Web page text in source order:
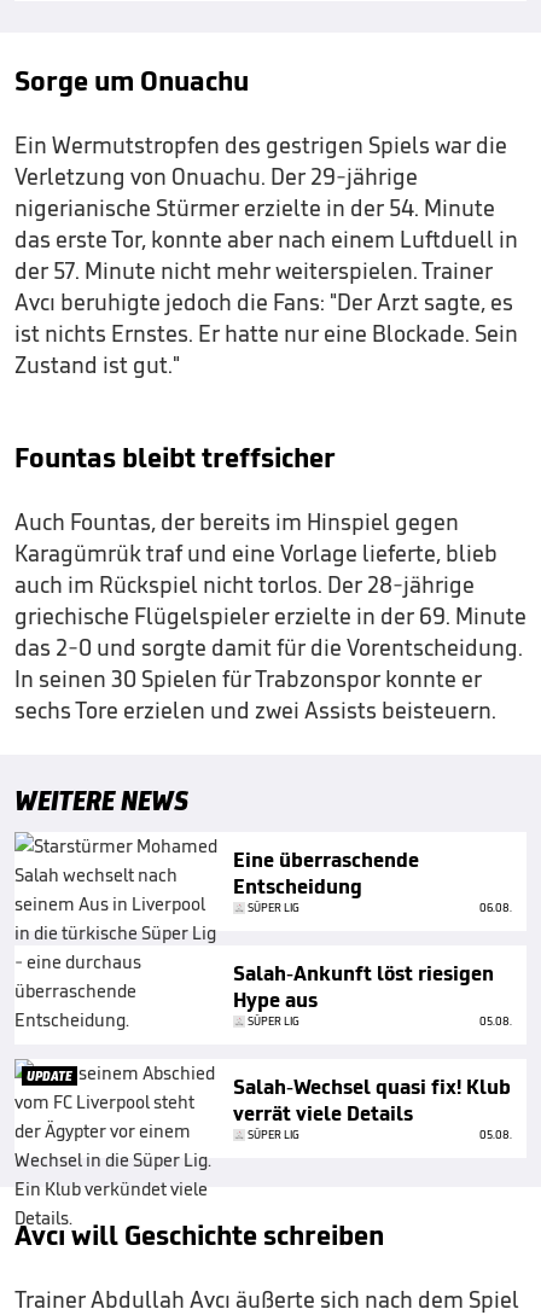
Sorge um Onuachu
Ein Wermutstropfen des gestrigen Spiels war die
Verletzung von Onuachu. Der 29-jährige
nigerianische Stürmer erzielte in der 54. Minute
das erste Tor, konnte aber nach einem Luftduell in
der 57. Minute nicht mehr weiterspielen. Trainer
Avcı beruhigte jedoch die Fans: "Der Arzt sagte, es
ist nichts Ernstes. Er hatte nur eine Blockade. Sein
Zustand ist gut."
Fountas bleibt treffsicher
Auch Fountas, der bereits im Hinspiel gegen
Karagümrük traf und eine Vorlage lieferte, blieb
auch im Rückspiel nicht torlos. Der 28-jährige
griechische Flügelspieler erzielte in der 69. Minute
das 2-0 und sorgte damit für die Vorentscheidung.
In seinen 30 Spielen für Trabzonspor konnte er
sechs Tore erzielen und zwei Assists beisteuern.
WEITERE NEWS
Eine überraschende
Entscheidung
SÜPER LIG 06.08.
Salah-Ankunft löst riesigen
Hype aus
SÜPER LIG 05.08.
UPDATE
Salah-Wechsel quasi fix! Klub
verrät viele Details
SÜPER LIG 05.08.
Avcı will Geschichte schreiben
Trainer Abdullah Avcı äußerte sich nach dem Spiel